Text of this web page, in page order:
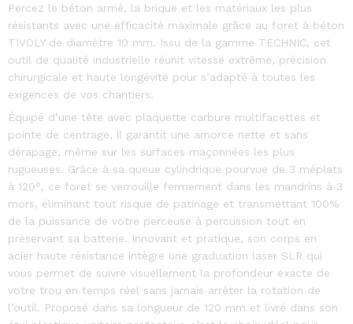
Percez le béton armé, la brique et les matériaux les plus
résistants avec une efficacité maximale grâce au foret à béton
TIVOLY de diamètre 10 mm. Issu de la gamme TECHNIC, cet
outil de qualité industrielle réunit vitesse extrême, précision
chirurgicale et haute longévité pour s’adapté à toutes les
exigences de vos chantiers.
Équipé d’une tête avec plaquette carbure multifacettes et
pointe de centrage, il garantit une amorce nette et sans
dérapage, même sur les surfaces maçonnées les plus
rugueuses. Grâce à sa queue cylindrique pourvue de 3 méplats
à 120°, ce foret se verrouille fermement dans les mandrins à 3
mors, éliminant tout risque de patinage et transmettant 100%
de la puissance de votre perceuse à percussion tout en
préservant sa batterie. Innovant et pratique, son corps en
acier haute résistance intègre une graduation laser SLR qui
vous permet de suivre visuellement la profondeur exacte de
votre trou en temps réel sans jamais arrêter la rotation de
l’outil. Proposé dans sa longueur de 120 mm et livré dans son